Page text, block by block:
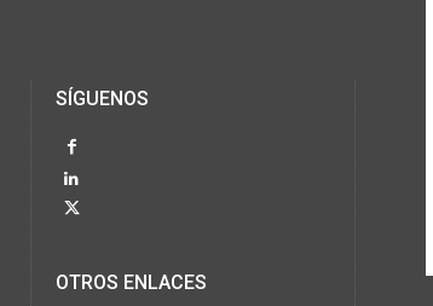
SÍGUENOS
OTROS ENLACES